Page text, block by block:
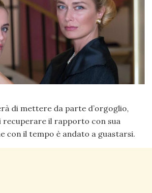
di mettere da parte d’orgoglio,
recuperare il rapporto con sua
con il tempo è andato a guastarsi.